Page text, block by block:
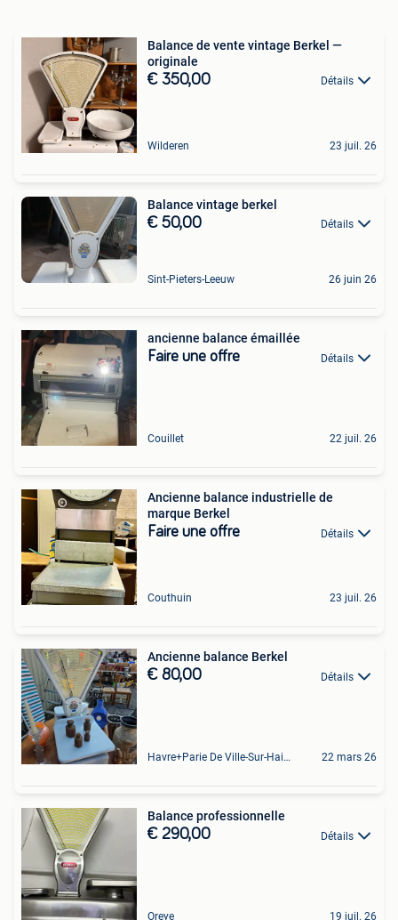
Balance de vente vintage Berkel —
originale
€ 350,00 Détails
Wilderen 23 juil. 26
Balance vintage berkel
€ 50,00 Détails
Sint-Pieters-Leeuw 26 juin 26
ancienne balance émaillée
Faire une offre Détails
Couillet 22 juil. 26
Ancienne balance industrielle de
marque Berkel
Faire une offre Détails
Couthuin 23 juil. 26
Ancienne balance Berkel
€ 80,00 Détails
Havre+Parie De Ville-Sur-Haine 22 mars 26
Balance professionnelle
€ 290,00 Détails
Oreye 19 juil. 26